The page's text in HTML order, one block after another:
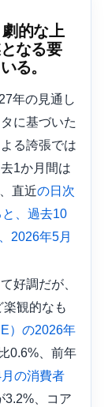
的な上
なる要
る。
年の見通し
に基づいた
る誇張では
1か月間は
直近の日次
、過去10
2026年5月
好調だが、
観的なも
）の2026年
0.6%、前年
の消費者
3.2%、コア